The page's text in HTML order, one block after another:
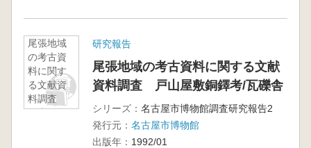
尾張地域
の考古資
料に関す
る文献資
料調査
戸山屋敷
研究報告
尾張地域の考古資料に関する文献
資料調査 戸山屋敷銅鐸考/瓦礫舎
シリーズ： 名古屋市博物館調査研究報告2
発行元： 名古屋市博物館
出版年： 1992/01